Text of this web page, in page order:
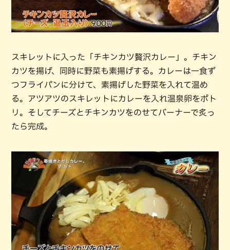
スキレットに入った「チキンカツ贅沢カレー」。チキン
カツを揚げ、同時に野菜も素揚げする。カレーは一食ず
つフライパンに分けて、素揚げした野菜を入れて温め
る。アツアツのスキレットにカレーを入れ温泉卵をポト
リ。そしてチーズとチキンカツをのせてバーナーで炙っ
たら完成。